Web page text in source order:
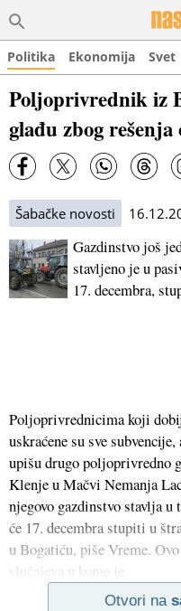
Politika Ekonomija Svet
Poljoprivrednik iz
glađu zbog
Šabačke novosti
Gazdinstvo još
stavljeno je u
17. decembra,
Poljoprivrednicima koji
uskraćene su sve
upišu drugo poljoprivredno
Klenje u Mačvi Nemanja
njegovo gazdinstvo stavlja
će 17. decembra stupiti u
u Bogatiću, piše Vreme.
slučajeva u kome je
Otvori na